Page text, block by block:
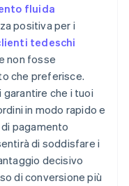
fluida
positiva per i
tedeschi
non fosse
che preferisce.
che i tuoi
in modo rapido e
pagamento
di soddisfare i
decisivo
di conversione più